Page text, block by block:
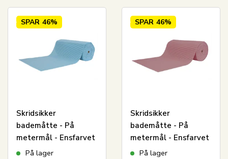
SPAR 46%
Skridsikker
bademåtte - På
metermål - Ensfarvet
lyseblå - 65 cm bred -
På lager
SPAR 46%
Skridsikker
bademåtte - På
metermål - Ensfarvet
rosa - 65 cm bred -
På lager